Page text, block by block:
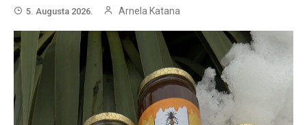
5. Augusta 2026. Arnela Katana